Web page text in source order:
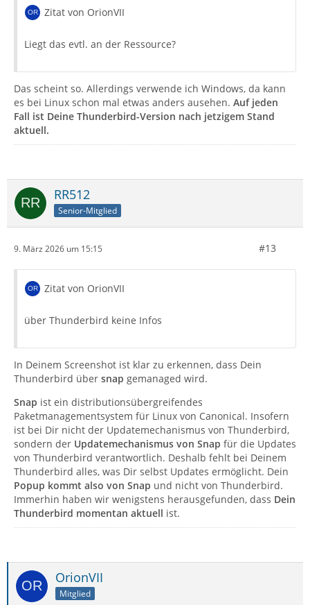
Zitat von OrionVII
Liegt das evtl. an der Ressource?
Das scheint so. Allerdings verwende ich Windows, da kann
es bei Linux schon mal etwas anders ausehen. Auf jeden
Fall ist Deine Thunderbird-Version nach jetzigem Stand
aktuell.
RR512
Senior-Mitglied
9. März 2026 um 15:15 #13
Zitat von OrionVII
über Thunderbird keine Infos
In Deinem Screenshot ist klar zu erkennen, dass Dein
Thunderbird über snap gemanaged wird.
Snap ist ein distributionsübergreifendes
Paketmanagementsystem für Linux von Canonical. Insofern
ist bei Dir nicht der Updatemechanismus von Thunderbird,
sondern der Updatemechanismus von Snap für die Updates
von Thunderbird verantwortlich. Deshalb fehlt bei Deinem
Thunderbird alles, was Dir selbst Updates ermöglicht. Dein
Popup kommt also von Snap und nicht von Thunderbird.
Immerhin haben wir wenigstens herausgefunden, dass Dein
Thunderbird momentan aktuell ist.
OrionVII
Mitglied